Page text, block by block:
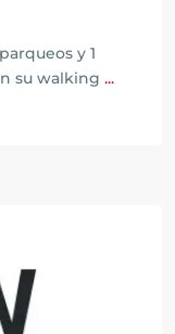
y 1
su walking ...